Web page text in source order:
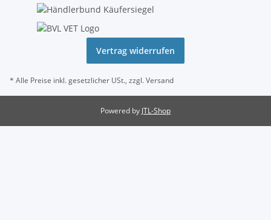
Vertrag widerrufen
* Alle Preise inkl. gesetzlicher USt., zzgl.Versand
Powered by JTL-Shop